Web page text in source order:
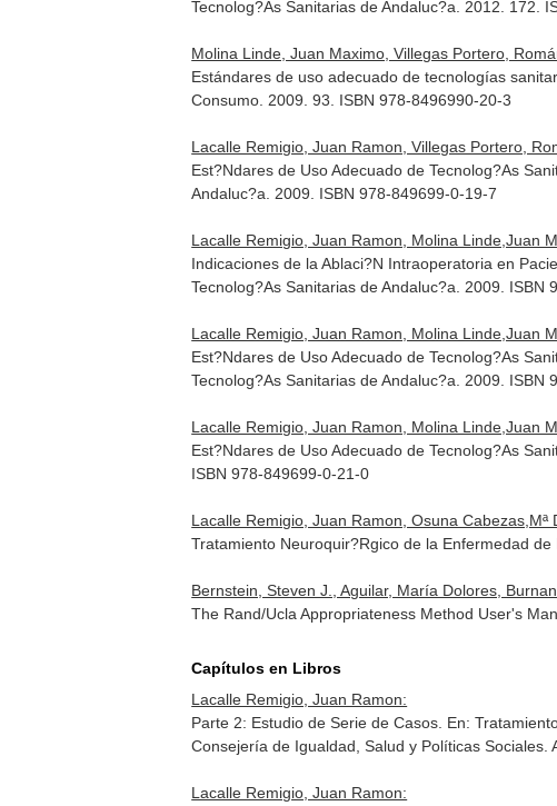
Tecnolog?As Sanitarias de Andaluc?a. 2012. 172.
Molina Linde, Juan Maximo, Villegas Portero,
Estándares de uso adecuado de tecnologías
Consumo. 2009. 93. ISBN 978-8496990-20-3
Lacalle Remigio, Juan Ramon, Villegas Portero,
Est?Ndares de Uso Adecuado de Tecnolog?As
Andaluc?a. 2009. ISBN 978-849699-0-19-7
Lacalle Remigio, Juan Ramon, Molina Linde,Juan
Indicaciones de la Ablaci?N Intraoperatoria en
Tecnolog?As Sanitarias de Andaluc?a. 2009. ISBN
Lacalle Remigio, Juan Ramon, Molina Linde,Juan
Est?Ndares de Uso Adecuado de Tecnolog?As
Tecnolog?As Sanitarias de Andaluc?a. 2009. ISBN
Lacalle Remigio, Juan Ramon, Molina Linde,Juan
Est?Ndares de Uso Adecuado de Tecnolog?As
ISBN 978-849699-0-21-0
Lacalle Remigio, Juan Ramon, Osuna Cabezas,Mª
Tratamiento Neuroquir?Rgico de la Enfermedad
Bernstein, Steven J., Aguilar, María Dolores,
The Rand/Ucla Appropriateness Method User's
Capítulos en Libros
Lacalle Remigio, Juan Ramon:
Parte 2: Estudio de Serie de Casos. En:
Consejería de Igualdad, Salud y Políticas
Lacalle Remigio, Juan Ramon: